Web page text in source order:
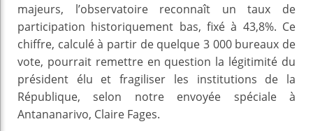
majeurs, l’observatoire reconnaît un taux de
participation historiquement bas, fixé à 43,8%. Ce
chiffre, calculé à partir de quelque 3 000 bureaux de
vote, pourrait remettre en question la légitimité du
président élu et fragiliser les institutions de la
République, selon notre envoyée spéciale à
Antananarivo, Claire Fages.